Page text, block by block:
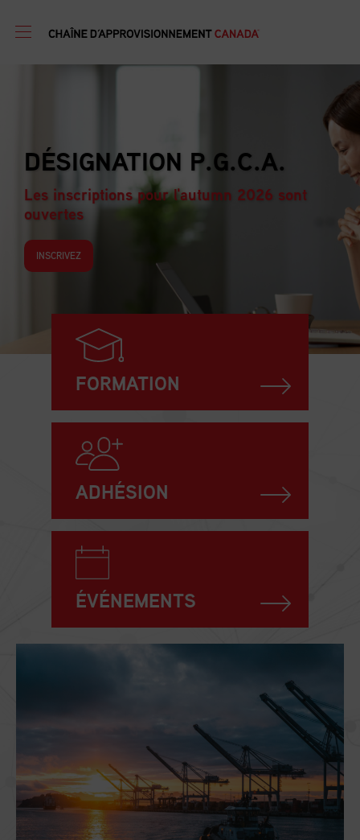
P.G.C.A.
l'autumn 2026 sont
Les
FORMATION
ADHÉSION
ÉVÉNEMENTS